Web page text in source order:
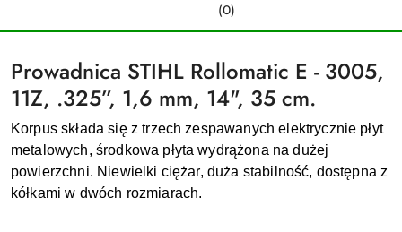
(0)
Prowadnica STIHL Rollomatic E - 3005,
11Z, .325”, 1,6 mm, 14", 35 cm.
Korpus składa się z trzech zespawanych elektrycznie płyt
metalowych, środkowa płyta wydrążona na dużej
powierzchni. Niewielki ciężar, duża stabilność, dostępna z
kółkami w dwóch rozmiarach.